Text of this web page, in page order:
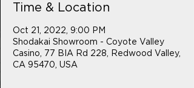
Time & Location
Oct 21, 2022, 9:00 PM
Shodakai Showroom - Coyote Valley
Casino, 77 BIA Rd 228, Redwood Valley,
CA 95470, USA